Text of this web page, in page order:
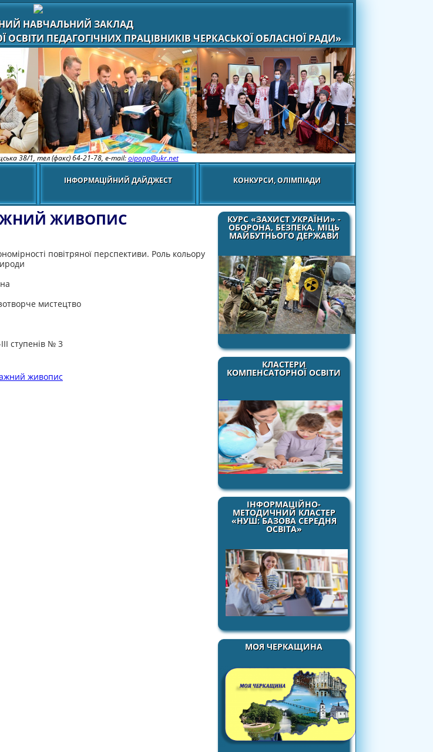
НАВЧАЛЬНИЙ ЗАКЛАД
ПЕДАГОГІЧНИХ ПРАЦІВНИКІВ ЧЕРКАСЬКОЇ ОБЛАСНОЇ РАДИ»
38/1, тел (факс) 64-21-78, e-mail:oipopp@ukr.net
ІНФОРМАЦІЙНИЙ ДАЙДЖЕСТ КОНКУРСИ, ОЛІМПІАДИ
КУРС «ЗАХИСТ УКРАЇНИ» -
ОБОРОНА, БЕЗПЕКА, МІЦЬ
МАЙБУТНЬОГО ДЕРЖАВИ
КЛАСТЕРИ
КОМПЕНСАТОРНОЇ ОСВІТИ
ІНФОРМАЦІЙНО-
МЕТОДИЧНИЙ КЛАСТЕР
«НУШ: БАЗОВА СЕРЕДНЯ
ОСВІТА»
МОЯ ЧЕРКАЩИНА
ЖИВОПИС
повітряної перспективи. Роль кольору
мистецтво
ступенів № 3
живопис